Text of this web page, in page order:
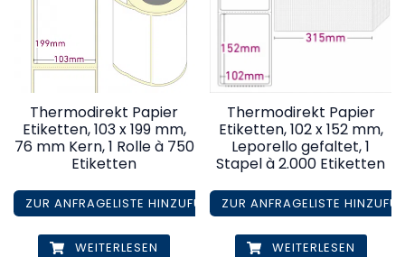
Thermodirekt Papier
Etiketten, 103 x 199 mm,
76 mm Kern, 1 Rolle à 750
Etiketten
ZUR ANFRAGELISTE HINZUFÜGEN
WEITERLESEN
Thermodirekt Papier
Etiketten, 102 x 152 mm,
Leporello gefaltet, 1
Stapel à 2.000 Etiketten
ZUR ANFRAGELISTE
WEITERLESEN